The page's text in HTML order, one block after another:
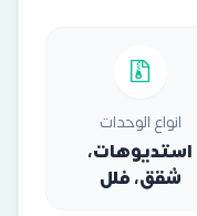
انواع الوحدات
استديوهات،
شقق، فلل